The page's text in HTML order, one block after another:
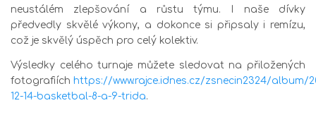
neustálém zlepšování a růstu týmu. I naše dívky
předvedly skvělé výkony, a dokonce si připsaly i remízu,
což je skvělý úspěch pro celý kolektiv.
Výsledky celého turnaje můžete sledovat na přiložených
fotografiích https://www.rajce.idnes.cz/zsnecin2324/album/
12-14-basketbal-8-a-9-trida.